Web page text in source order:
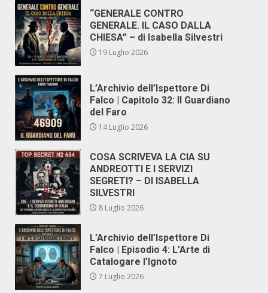
“GENERALE CONTRO
GENERALE. IL CASO DALLA
CHIESA” – di Isabella Silvestri
19 Luglio 2026
L’Archivio dell’Ispettore Di
Falco | Capitolo 32: Il Guardiano
del Faro
14 Luglio 2026
COSA SCRIVEVA LA CIA SU
ANDREOTTI E I SERVIZI
SEGRETI? – DI ISABELLA
SILVESTRI
8 Luglio 2026
L’Archivio dell’Ispettore Di
Falco | Episodio 4: L’Arte di
Catalogare l’Ignoto
7 Luglio 2026